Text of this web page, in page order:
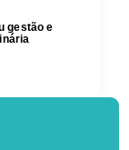
gestão e